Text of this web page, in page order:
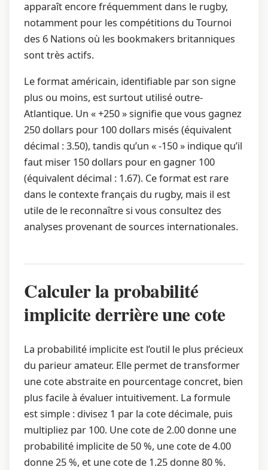
apparaît encore fréquemment dans le rugby,
notamment pour les compétitions du Tournoi
des 6 Nations où les bookmakers britanniques
sont très actifs.
Le format américain, identifiable par son signe
plus ou moins, est surtout utilisé outre-
Atlantique. Un « +250 » signifie que vous gagnez
250 dollars pour 100 dollars misés (équivalent
décimal : 3.50), tandis qu’un « -150 » indique qu’il
faut miser 150 dollars pour en gagner 100
(équivalent décimal : 1.67). Ce format est rare
dans le contexte français du rugby, mais il est
utile de le reconnaître si vous consultez des
analyses provenant de sources internationales.
Calculer la probabilité
implicite derrière une cote
La probabilité implicite est l’outil le plus précieux
du parieur amateur. Elle permet de transformer
une cote abstraite en pourcentage concret, bien
plus facile à évaluer intuitivement. La formule
est simple : divisez 1 par la cote décimale, puis
multipliez par 100. Une cote de 2.00 donne une
probabilité implicite de 50 %, une cote de 4.00
donne 25 %, et une cote de 1.25 donne 80 %.